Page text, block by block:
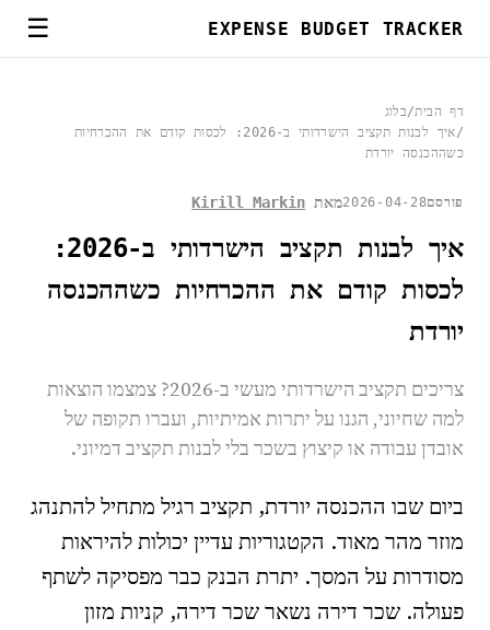
EXPENSE BUDGET TRACKER
☰
דף הבית/בלוג
/
איך לבנות תקציב הישרדותי ב-2026: לכסות קודם את ההכרחיות
כשההכנסה יורדת
פורסם2026-04-28מאת Kirill Markin
איך לבנות תקציב הישרדותי ב-2026:
לכסות קודם את ההכרחיות כשההכנסה
יורדת
צריכים תקציב הישרדותי מעשי ב-2026? צמצמו הוצאות
למה שחיוני, הגנו על יתרות אמיתיות, ועברו תקופה של
אובדן עבודה או קיצוץ בשכר בלי לבנות תקציב דמיוני.
ביום שבו ההכנסה יורדת, תקציב רגיל מתחיל להתנהג
מוזר מהר מאוד. הקטגוריות עדיין יכולות להיראות
מסודרות על המסך. יתרת הבנק כבר מפסיקה לשתף
פעולה. שכר דירה נשאר שכר דירה, קניות מזון